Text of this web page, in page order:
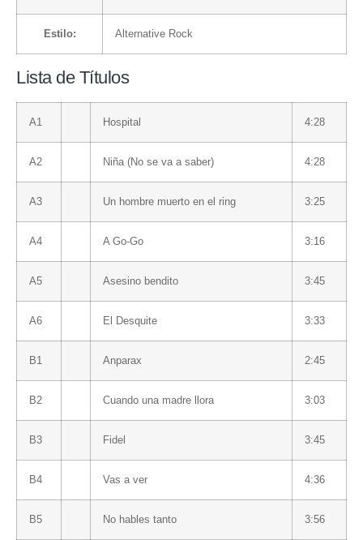
Estilo: Alternative Rock
Lista de Títulos
A1 Hospital 4:28
A2 Niña (No se va a saber) 4:28
A3 Un hombre muerto en el ring 3:25
A4 A Go-Go 3:16
A5 Asesino bendito 3:45
A6 El Desquite 3:33
B1 Anparax 2:45
B2 Cuando una madre llora 3:03
B3 Fidel 3:45
B4 Vas a ver 4:36
B5 No hables tanto 3:56